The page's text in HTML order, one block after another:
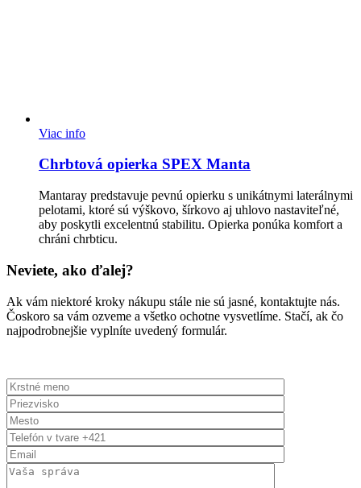
Viac info
Chrbtová opierka SPEX Manta
Mantaray predstavuje pevnú opierku s unikátnymi laterálnymi
pelotami, ktoré sú výškovo, šírkovo aj uhlovo nastaviteľné,
aby poskytli excelentnú stabilitu. Opierka ponúka komfort a
chráni chrbticu.
Neviete, ako ďalej?
Ak vám niektoré kroky nákupu stále nie sú jasné, kontaktujte nás.
Čoskoro sa vám ozveme a všetko ochotne vysvetlíme. Stačí, ak čo
najpodrobnejšie vyplníte uvedený formulár.